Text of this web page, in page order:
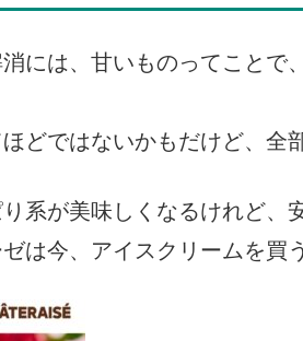
には、甘いものってこと
どではないかもだけど、全
系が美味しくなるけれど
は今、アイスクリームを買